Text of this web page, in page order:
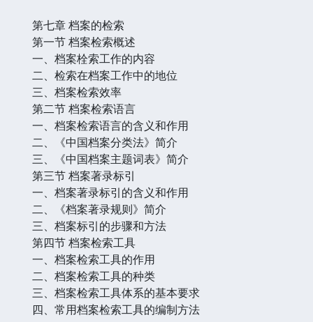
第七章 档案的检索
第一节 档案检索概述
一、档案栓索工作的内容
二、检索在档案工作中的地位
三、档案检索效率
第二节 档案检索语言
一、档案检索语言的含义和作用
二、《中国档案分类法》简介
三、《中国档案主题词表》简介
第三节 档案著录标引
一、档案著录标引的含义和作用
二、《档案著录规则》简介
三、档案标引的步骤和方法
第四节 档案检索工具
一、档案检索工具的作用
二、档案检索工具的种类
三、档案检索工具体系的基本要求
四、常用档案检索工具的编制方法